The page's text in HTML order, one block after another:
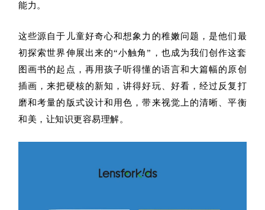
能力。
这些源自于儿童好奇心和想象力的稚嫩问题，是他们最
初探索世界伸展出来的“小触角”，也成为我们创作这套
图画书的起点，再用孩子听得懂的语言和大篇幅的原创
插画，来把硬核的新知，讲得好玩、好看，经过反复打
磨和考量的版式设计和用色，带来视觉上的清晰、平衡
和美，让知识更容易理解。